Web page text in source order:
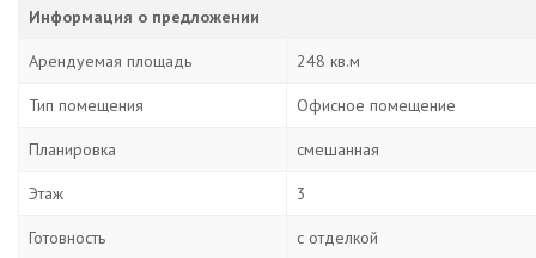
Информация о предложении
Арендуемая площадь 248 кв.м
Тип помещения Офисное помещение
Планировка смешанная
Этаж 3
Готовность с отделкой